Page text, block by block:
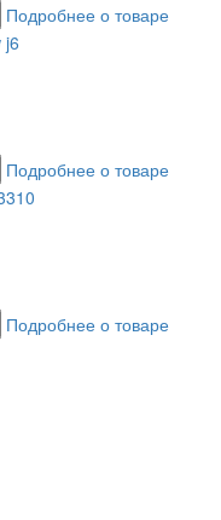
Подробнее о товаре
j6
Подробнее о товаре
Подробнее о товаре